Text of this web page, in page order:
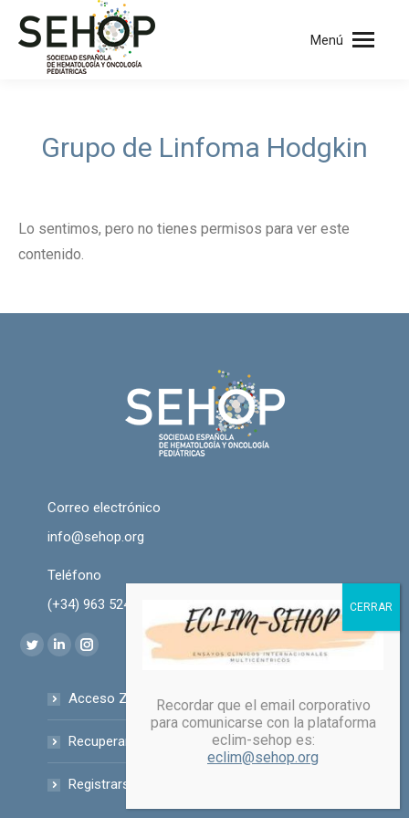
Menú
Grupo de Linfoma Hodgkin
Lo sentimos, pero no tienes permisos para ver este
contenido.
Correo electrónico
info@sehop.org
Teléfono
(+34) 963 524 889
Encuéntranos en:
Twitter
opens
new
Linkedin
opens
new
Instagram
opens
new
Acceso Zona Privada
Recuperar Contraseña
Registrarse
Recordar que el email corporativo
para comunicarse con la plataforma
eclim-sehop es:
eclim@sehop.org